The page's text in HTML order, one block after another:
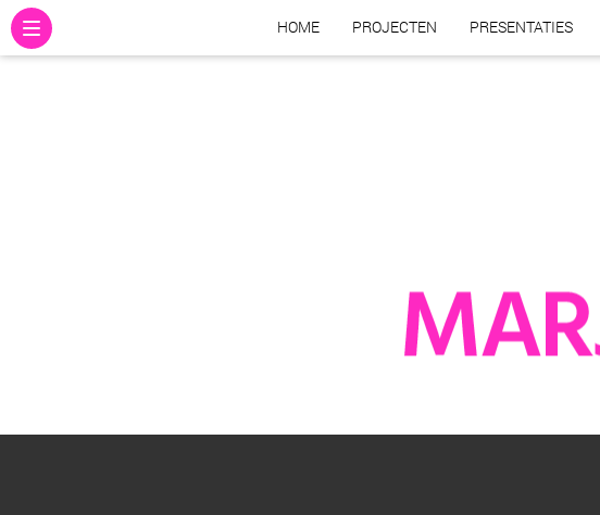
HOME PROJECTEN PRESENTATIES